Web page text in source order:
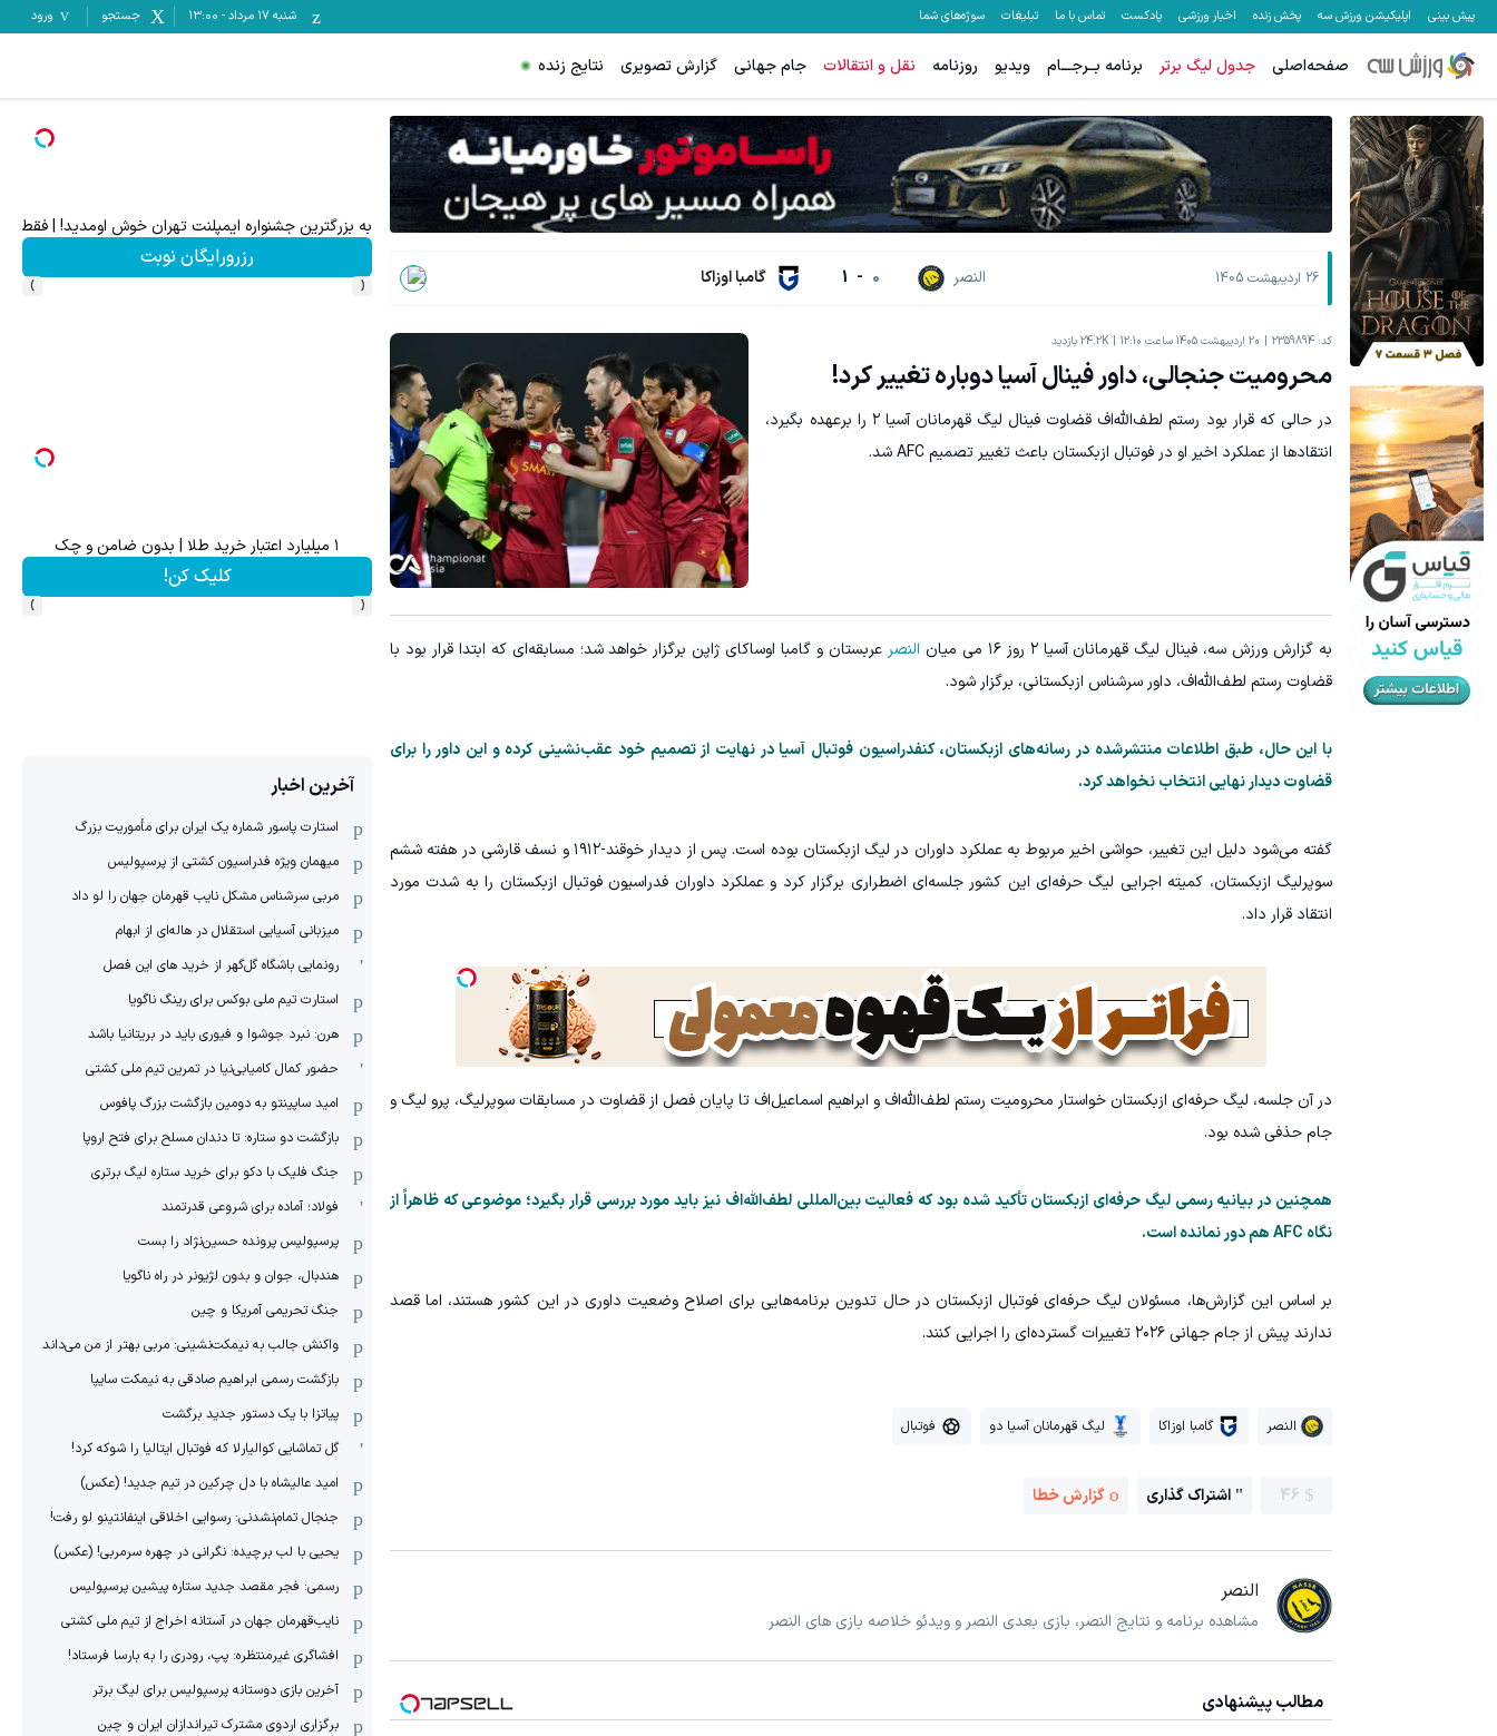
پیش بینی اپلیکیشن ورزش سه پخش زنده اخبار ورزشی پادکست تماس با ما تبلیغات سوژه‌های شما شنبه ۱۷ مرداد -
13:00 جستجو ورود
صفحه‌اصلی جدول لیگ برتر برنامه بــرجـــام ویدیو روزنامه نقل و انتقالات جام جهانی گزارش تصویری نتایج زنده
26 اردیبهشت 1405 النصر 0
-
1 گامبا اوزاکا
کد: 2359894 20 اردیبهشت 1405 ساعت 12:10 24.2K بازدید
محرومیت جنجالی، داور فینال آسیا دوباره تغییر کرد!
در حالی که قرار بود رستم لطف‌الله‌اف قضاوت فینال لیگ قهرمانان آسیا ۲ را برعهده بگیرد،
انتقادها از عملکرد اخیر او در فوتبال ازبکستان باعث تغییر تصمیم AFC شد.
به گزارش ورزش سه، فینال لیگ قهرمانان آسیا ۲ روز ۱۶ می میان النصر عربستان و گامبا اوساکای ژاپن برگزار خواهد شد؛ مسابقه‌ای که ابتدا قرار بود با
قضاوت رستم لطف‌الله‌اف، داور سرشناس ازبکستانی، برگزار شود.
با این حال، طبق اطلاعات منتشرشده در رسانه‌های ازبکستان، کنفدراسیون فوتبال آسیا در نهایت از تصمیم خود عقب‌نشینی کرده و این داور را برای
قضاوت دیدار نهایی انتخاب نخواهد کرد.
گفته می‌شود دلیل این تغییر، حواشی اخیر مربوط به عملکرد داوران در لیگ ازبکستان بوده است. پس از دیدار خوقند-۱۹۱۲ و نسف قارشی در هفته ششم
سوپرلیگ ازبکستان، کمیته اجرایی لیگ حرفه‌ای این کشور جلسه‌ای اضطراری برگزار کرد و عملکرد داوران فدراسیون فوتبال ازبکستان را به شدت مورد
انتقاد قرار داد.
در آن جلسه، لیگ حرفه‌ای ازبکستان خواستار محرومیت رستم لطف‌الله‌اف و ابراهیم اسماعیل‌اف تا پایان فصل از قضاوت در مسابقات سوپرلیگ، پرو لیگ و
جام حذفی شده بود.
همچنین در بیانیه رسمی لیگ حرفه‌ای ازبکستان تأکید شده بود که فعالیت بین‌المللی لطف‌الله‌اف نیز باید مورد بررسی قرار بگیرد؛ موضوعی که ظاهراً از
نگاه AFC هم دور نمانده است.
بر اساس این گزارش‌ها، مسئولان لیگ حرفه‌ای فوتبال ازبکستان در حال تدوین برنامه‌هایی برای اصلاح وضعیت داوری در این کشور هستند، اما قصد
ندارند پیش از جام جهانی ۲۰۲۶ تغییرات گسترده‌ای را اجرایی کنند.
النصر گامبا اوزاکا لیگ قهرمانان آسیا دو فوتبال
46 اشتراک گذاری گزارش خطا
النصر
مشاهده برنامه و نتایج النصر، بازی بعدی النصر و ویدئو خلاصه بازی های النصر
مطالب پیشنهادی
هنوز 50 تتر رو دریافت نکردی؟ | رایگان ثبت نام کن و رایگان شروع کن! تا 70 درصد تخفیف محصولات جین وست + خرید در 4 قسط 70% تخفیف ویژه جین وست + خرید در4 قسطه به بزرگترین جشنواره ایمپلنت تهران خوش اومدید! | فقط ۲۵ میلیون !
رزرورایگان نوبت
‹
›
تا 70 درصد تخفیف محصولات جین وست + خرید در 4 قسط جای این پک تقویت موی جلبک توی حمومت خالیه!45%تخفیف
خرید محصول
۱ میلیارد اعتبار خرید طلا | بدون ضامن و چک
کلیک کن!
‹
›
آخرین اخبار
استارت پاسور شماره یک ایران برای مأموریت بزرگ
میهمان ویژه فدراسیون کشتی از پرسپولیس
مربی سرشناس مشکل نایب قهرمان جهان را لو داد
میزبانی آسیایی استقلال در هاله‌ای از ابهام
رونمایی باشگاه گل‌گهر از خرید های این فصل
استارت تیم ملی بوکس برای رینگ ناگویا
هرن: نبرد جوشوا و فیوری باید در بریتانیا باشد
حضور کمال کامیابی‌نیا در تمرین تیم ملی کشتی
امید ساپینتو به دومین بازگشت بزرگ پافوس
بازگشت دو ستاره: تا دندان مسلح برای فتح اروپا
جنگ فلیک با دکو برای خرید ستاره لیگ برتری
فولاد؛ آماده برای شروعی قدرتمند
پرسپولیس پرونده حسین‌نژاد را بست
هندبال، جوان و بدون لژیونر در راه ناگویا
جنگ تحریمی آمریکا و چین
واکنش جالب به نیمکت‌نشینی: مربی بهتر از من می‌داند
بازگشت رسمی ابراهیم صادقی به نیمکت سایپا
پیاتزا با یک دستور جدید برگشت
گل تماشایی کوالیارلا که فوتبال ایتالیا را شوکه کرد!
امید عالیشاه با دل چرکین در تیم جدید! (عکس)
جنجال تمام‌نشدنی:‌ رسوایی اخلاقی اینفانتینو لو رفت!
یحیی با لب برچیده: نگرانی در چهره سرمربی! (عکس)
رسمی: فجر مقصد جدید ستاره پیشین پرسپولیس
نایب‌قهرمان جهان در آستانه اخراج از تیم ملی کشتی
افشاگری غیرمنتظره: پپ، رودری را به بارسا فرستاد!
آخرین بازی دوستانه پرسپولیس برای لیگ برتر
برگزاری اردوی مشترک تیراندازان ایران و چین